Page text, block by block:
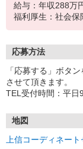
給与：年収288万
福利厚生：社会保
応募方法
「応募する」ボタ
させて頂きます。
TEL受付時間：平日
地図
上信コーディネート